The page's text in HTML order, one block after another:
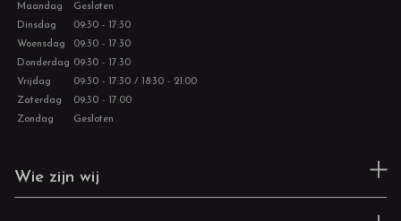
Maandag
Gesloten
Dinsdag
09:30 - 17:30
Woensdag
09:30 - 17:30
Donderdag 09:30 - 17:30
Vrijdag
09:30 - 17:30 / 18:30 - 21:00
Zaterdag
09:30 - 17:00
Zondag
Gesloten
Wie zijn wij